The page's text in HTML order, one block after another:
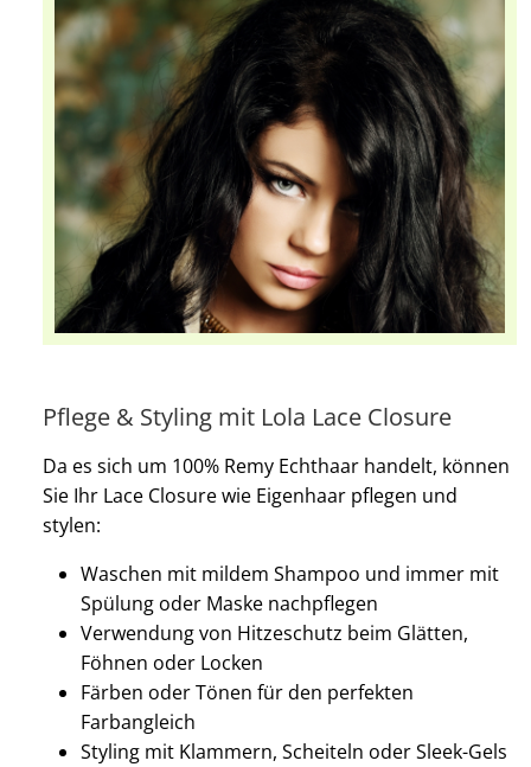
Pflege & Styling mit Lola Lace Closure
Da es sich um 100% Remy Echthaar handelt, können
Sie Ihr Lace Closure wie Eigenhaar pflegen und
stylen:
Waschen mit mildem Shampoo und immer mit
Spülung oder Maske nachpflegen
Verwendung von Hitzeschutz beim Glätten,
Föhnen oder Locken
Färben oder Tönen für den perfekten
Farbangleich
Styling mit Klammern, Scheiteln oder Sleek-Gels